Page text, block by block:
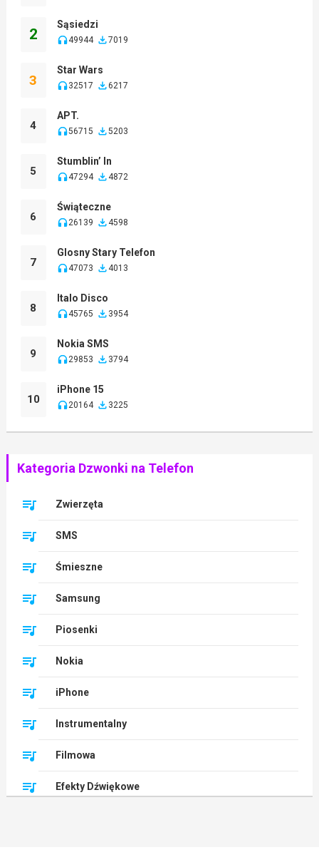
2
Sąsiedzi
49944 7019
3
Star Wars
32517 6217
4
APT.
56715 5203
5
Stumblin’ In
47294 4872
6
Świąteczne
26139 4598
7
Glosny Stary Telefon
47073 4013
8
Italo Disco
45765 3954
9
Nokia SMS
29853 3794
10
iPhone 15
20164 3225
Kategoria Dzwonki na Telefon
Zwierzęta
SMS
Śmieszne
Samsung
Piosenki
Nokia
iPhone
Instrumentalny
Filmowa
Efekty Dźwiękowe